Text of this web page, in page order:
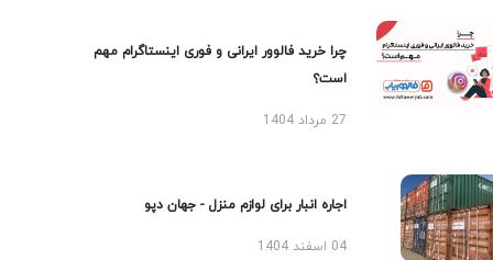
چرا خرید فالوور ایرانی و فوری اینستاگرام مهم
است؟
27 مرداد 1404
اجاره انبار برای لوازم منزل - جهان دپو
04 اسفند 1404